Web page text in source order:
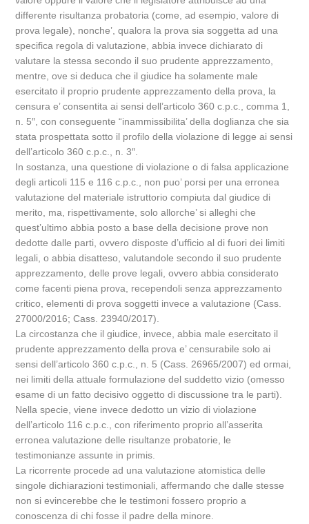
differente risultanza probatoria (come, ad esempio, valore di
prova legale), nonche’, qualora la prova sia soggetta ad una
specifica regola di valutazione, abbia invece dichiarato di
valutare la stessa secondo il suo prudente apprezzamento,
mentre, ove si deduca che il giudice ha solamente male
esercitato il proprio prudente apprezzamento della prova, la
censura e’ consentita ai sensi dell’articolo 360 c.p.c., comma 1,
n. 5″, con conseguente “inammissibilita’ della doglianza che sia
stata prospettata sotto il profilo della violazione di legge ai sensi
dell’articolo 360 c.p.c., n. 3″.
In sostanza, una questione di violazione o di falsa applicazione
degli articoli 115 e 116 c.p.c., non puo’ porsi per una erronea
valutazione del materiale istruttorio compiuta dal giudice di
merito, ma, rispettivamente, solo allorche’ si alleghi che
quest’ultimo abbia posto a base della decisione prove non
dedotte dalle parti, ovvero disposte d’ufficio al di fuori dei limiti
legali, o abbia disatteso, valutandole secondo il suo prudente
apprezzamento, delle prove legali, ovvero abbia considerato
come facenti piena prova, recependoli senza apprezzamento
critico, elementi di prova soggetti invece a valutazione (Cass.
27000/2016; Cass. 23940/2017).
La circostanza che il giudice, invece, abbia male esercitato il
prudente apprezzamento della prova e’ censurabile solo ai
sensi dell’articolo 360 c.p.c., n. 5 (Cass. 26965/2007) ed ormai,
nei limiti della attuale formulazione del suddetto vizio (omesso
esame di un fatto decisivo oggetto di discussione tra le parti).
Nella specie, viene invece dedotto un vizio di violazione
dell’articolo 116 c.p.c., con riferimento proprio all’asserita
erronea valutazione delle risultanze probatorie, le
testimonianze assunte in primis.
La ricorrente procede ad una valutazione atomistica delle
singole dichiarazioni testimoniali, affermando che dalle stesse
non si evincerebbe che le testimoni fossero proprio a
conoscenza di chi fosse il padre della minore.